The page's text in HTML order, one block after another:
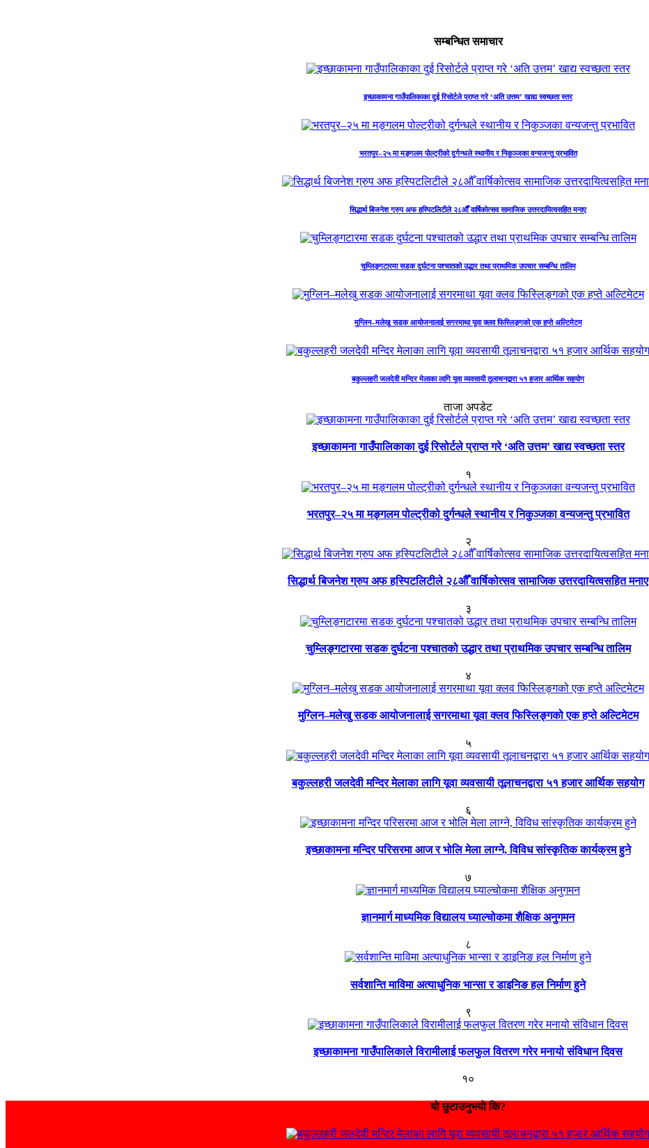
सम्बन्धित समाचार
इच्छाकामना गाउँपालिकाका दुई रिसोर्टले प्राप्त गरे ‘अति उत्तम’ खाद्य स्वच्छता स्तर
भरतपुर–२५ मा मङ्गलम पोल्ट्रीको दुर्गन्धले स्थानीय र निकुञ्जका वन्यजन्तु प्रभावित
सिद्धार्थ बिजनेश ग्रुप अफ हस्पिटलिटीले २८औँ वार्षिकोत्सव सामाजिक उत्तरदायित्वसहित मनाए
चुम्लिङ्गटारमा सडक दुर्घटना पश्चातको उद्धार तथा प्राथमिक उपचार सम्बन्धि तालिम
मुग्लिन–मलेखु सडक आयोजनालाई सगरमाथा यूवा क्लव फिस्लिङ्गको एक हप्ते अल्टिमेटम
बकुल्लहरी जलदेवी मन्दिर मेलाका लागि यूवा व्यवसायी तूलाचनद्वारा ५१ हजार आर्थिक सहयोग
ताजा अपडेट
इच्छाकामना गाउँपालिकाका दुई रिसोर्टले प्राप्त गरे ‘अति उत्तम’ खाद्य स्वच्छता स्तर
१
भरतपुर–२५ मा मङ्गलम पोल्ट्रीको दुर्गन्धले स्थानीय र निकुञ्जका वन्यजन्तु प्रभावित
२
सिद्धार्थ बिजनेश ग्रुप अफ हस्पिटलिटीले २८औँ वार्षिकोत्सव सामाजिक उत्तरदायित्वसहित मनाए
३
चुम्लिङ्गटारमा सडक दुर्घटना पश्चातको उद्धार तथा प्राथमिक उपचार सम्बन्धि तालिम
४
मुग्लिन–मलेखु सडक आयोजनालाई सगरमाथा यूवा क्लव फिस्लिङ्गको एक हप्ते अल्टिमेटम
५
बकुल्लहरी जलदेवी मन्दिर मेलाका लागि यूवा व्यवसायी तूलाचनद्वारा ५१ हजार आर्थिक सहयोग
६
इच्छाकामना मन्दिर परिसरमा आज र भोलि मेला लाग्ने, विविध सांस्कृतिक कार्यक्रम हुने
७
ज्ञानमार्ग माध्यमिक विद्यालय घ्याल्चोकमा शैक्षिक अनुगमन
८
सर्वशान्ति माविमा अत्याधुनिक भान्सा र डाइनिङ हल निर्माण हुने
९
इच्छाकामना गाउँपालिकाले विरामीलाई फलफुल वितरण गरेर मनायो संविधान दिवस
१०
यो छुटाउनुभयो कि?